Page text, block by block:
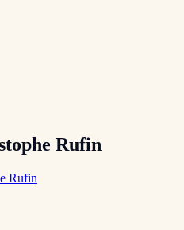
Rufin
Rufin